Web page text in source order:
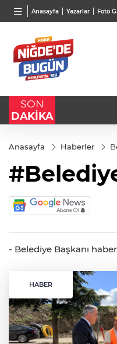
Anasayfa Yazarlar Foto
BGN
27,9743%-0,22
SON
DAKİKA
Anasayfa Haberler
- Belediye Başkanı
HABER